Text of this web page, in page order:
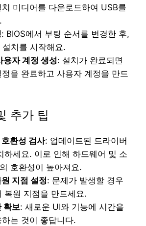
치 미디어를 다운로드하여 USB를
: BIOS에서 부팅 순서를 변경한 후,
설치를 시작해요.
용자 계정 생성: 설치가 완료되면
을 완료하고 사용자 계정을 만드
추가 팁
환성 검사: 업데이트된 드라이버
하세요. 이로 인해 하드웨어 및 소
호환성이 높아져요.
지점 설정: 문제가 발생할 경우
복원 지점을 만드세요.
확보: 새로운 UI와 기능에 시간을
는 것이 좋답니다.